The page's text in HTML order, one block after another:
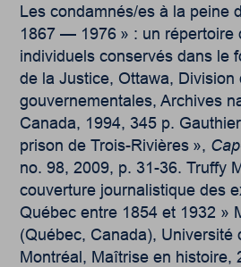
Les condamnés/es à la peine
1867 — 1976 » : un répertoire
individuels conservés dans le
de la Justice, Ottawa, Division
gouvernementales, Archives
Canada, 1994, 345 p.
prison de Trois-Rivières »,
no. 98, 2009, p. 31-36. Truffy
couverture journalistique des
Québec entre 1854 et 1932 »
(Québec, Canada), Université
Montréal, Maîtrise en histoire,